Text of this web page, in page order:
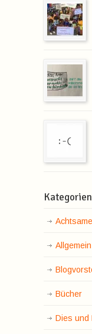
Kategorien
Allgemein
Bücher
Dies und